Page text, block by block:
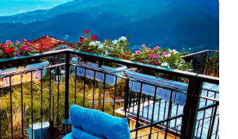
nel verde con vista al tramonto